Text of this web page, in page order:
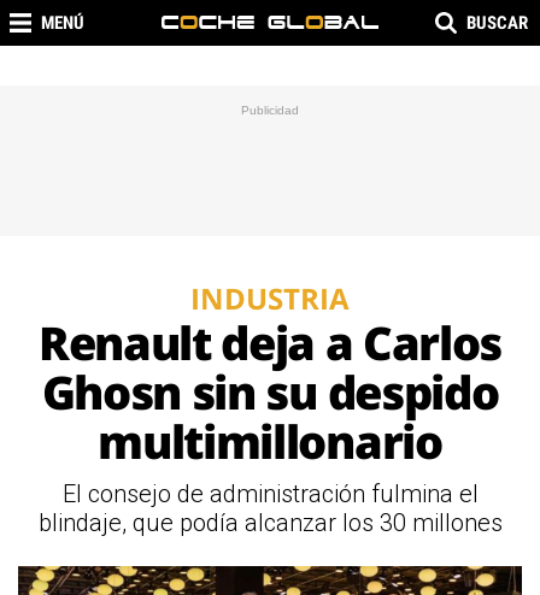
MENÚ BUSCAR
INDUSTRIA
Renault deja a Carlos
Ghosn sin su despido
multimillonario
El consejo de administración fulmina el
blindaje, que podía alcanzar los 30 millones